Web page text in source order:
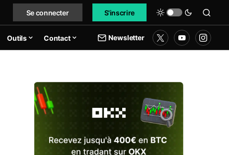
Se connecter S'inscrire
Outils Contact Newsletter